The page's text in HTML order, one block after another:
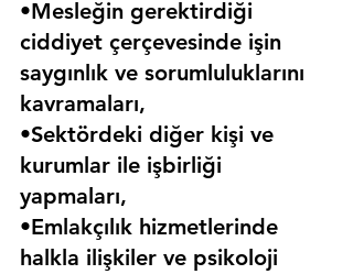
•Mesleğin gerektirdiği
ciddiyet çerçevesinde işin
saygınlık ve sorumluluklarını
kavramaları,
•Sektördeki diğer kişi ve
kurumlar ile işbirliği
yapmaları,
•Emlakçılık hizmetlerinde
halkla ilişkiler ve psikoloji